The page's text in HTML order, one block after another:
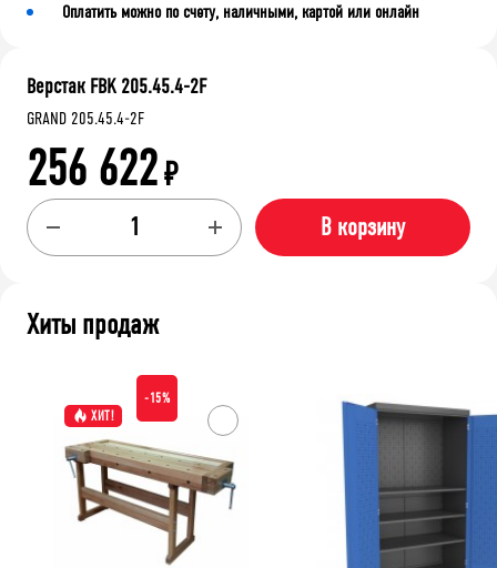
Оплатить можно по счету, наличными, картой или онлайн
Верстак FBK 205.45.4-2F
GRAND 205.45.4-2F
256 622₽
В корзину
Хиты продаж
ХИТ!
-15%